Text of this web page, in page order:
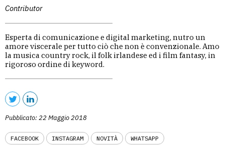
Contributor
Esperta di comunicazione e digital marketing, nutro un
amore viscerale per tutto ciò che non è convenzionale. Amo
la musica country rock, il folk irlandese ed i film fantasy, in
rigoroso ordine di keyword.
Pubblicato: 22 Maggio 2018
FACEBOOK INSTAGRAM NOVITÀ WHATSAPP